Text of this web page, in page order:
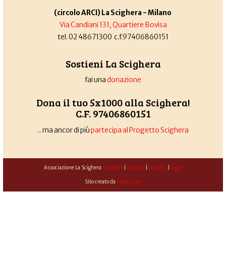
(circolo ARCI) La Scighera - Milano
Via Candiani 131, Quartiere Bovisa
tel. 02 48671300 c.f.97406860151
Sostieni La Scighera
fai unadonazione
Dona il tuo 5x1000 alla Scighera!
C.F. 97406860151
... ma ancor di piùpartecipa al Progetto Scighera
Associazione La Scighera copyleft| cookies| privacy| login
Sito creato da Alekos.net